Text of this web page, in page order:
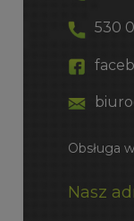
530
Obsługa
Nasz